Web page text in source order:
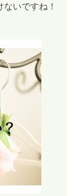
いですね！